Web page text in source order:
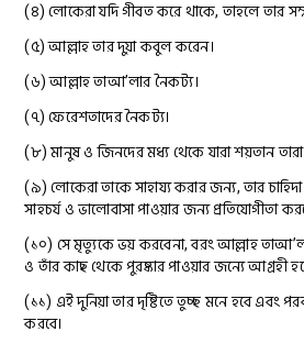
(৪) লোকেরা যদি গীবত করে থাকে, তাহলে তার
(৫) আল্লাহ তার দুয়া কবুল করেন।
(৬) আল্লাহ তাআ’লার নৈকট্য।
(৭) ফেরেশতাদের নৈকট্য।
(৮) মানুষ ও জিনদের মধ্য থেকে যারা শয়তান তারা
(৯) লোকেরা তাকে সাহায্য করার জন্য, তার
সাহচর্য ও ভালোবাসা পাওয়ার জন্য প্রতিযোগীতা
(১০) সে মৃত্যুকে ভয় করবেনা, বরং আল্লাহ
ও তাঁর কাছ থেকে পুরষ্কার পাওয়ার জন্যে আগ্রহী
(১১) এই দুনিয়া তার দৃষ্টিতে তুচ্ছ মনে হবে এবং
করবে।